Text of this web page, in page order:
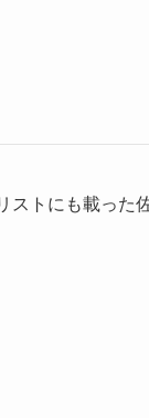
トにも載った